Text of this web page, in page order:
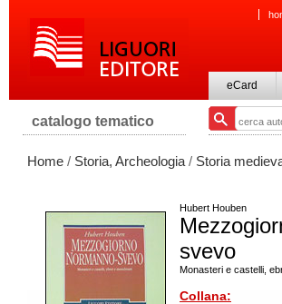
eCard
catalogo tematico
Home / Storia, Archeologia / Storia
Hubert Houben
svevo
Monasteri e castelli,
Collana: